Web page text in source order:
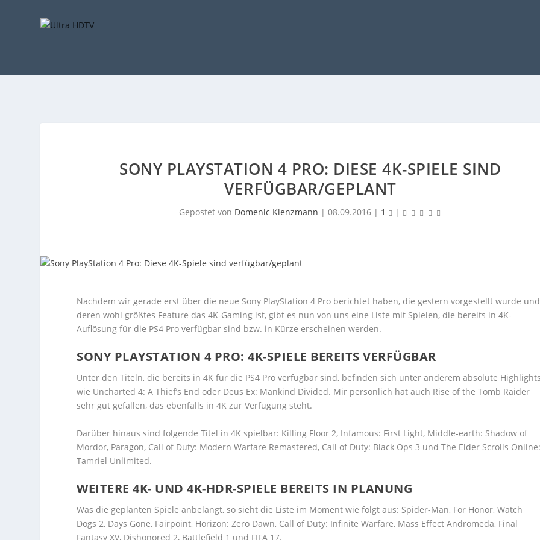
SONY PLAYSTATION 4 PRO: DIESE 4K-SPIELE SIND
VERFÜGBAR/GEPLANT
Gepostet von Domenic Klenzmann | 08.09.2016| 1 |
Nachdem wir gerade erst über die neue Sony PlayStation 4 Pro berichtet haben, die gestern vorgestellt wurde und
deren wohl größtes Feature das 4K-Gaming ist, gibt es nun von uns eine Liste mit Spielen, die bereits in 4K-
Auflösung für die PS4 Pro verfügbar sind bzw. in Kürze erscheinen werden.
SONY PLAYSTATION 4 PRO: 4K-SPIELE BEREITS VERFÜGBAR
Unter den Titeln, die bereits in 4K für die PS4 Pro verfügbar sind, befinden sich unter anderem absolute Highlights
wie Uncharted 4: A Thief’s End oder Deus Ex: Mankind Divided. Mir persönlich hat auch Rise of the Tomb Raider
sehr gut gefallen, das ebenfalls in 4K zur Verfügung steht.
Darüber hinaus sind folgende Titel in 4K spielbar: Killing Floor 2, Infamous: First Light, Middle-earth: Shadow of
Mordor, Paragon, Call of Duty: Modern Warfare Remastered, Call of Duty: Black Ops 3 und The Elder Scrolls Online:
Tamriel Unlimited.
WEITERE 4K- UND 4K-HDR-SPIELE BEREITS IN PLANUNG
Was die geplanten Spiele anbelangt, so sieht die Liste im Moment wie folgt aus: Spider-Man, For Honor, Watch
Dogs 2, Days Gone, Fairpoint, Horizon: Zero Dawn, Call of Duty: Infinite Warfare, Mass Effect Andromeda, Final
Fantasy XV, Dishonored 2, Battlefield 1 und FIFA 17.